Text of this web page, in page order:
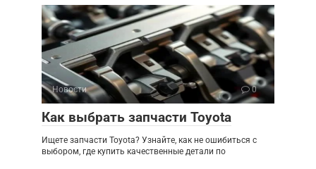
Новости 0
Как выбрать запчасти Toyota
Ищете запчасти Toyota? Узнайте, как не ошибиться с
выбором, где купить качественные детали по